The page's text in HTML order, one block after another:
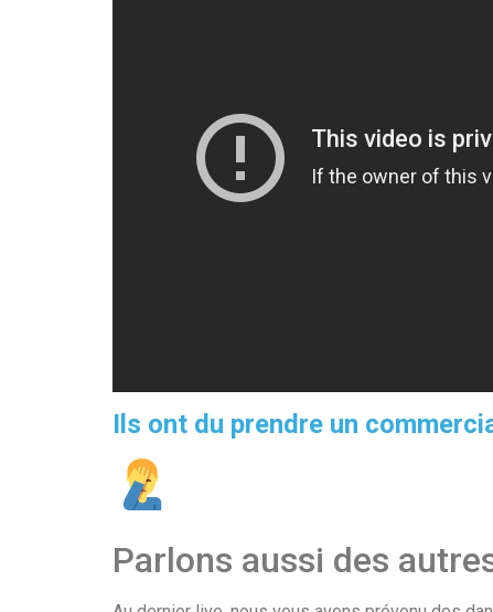
Ils ont du prendre un
Parlons aussi des